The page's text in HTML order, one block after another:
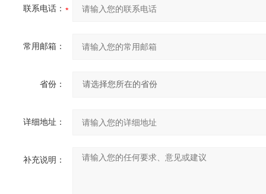
联系电话：
常用邮箱：
省份：
详细地址：
补充说明：